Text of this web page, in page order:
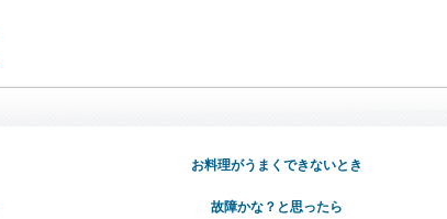
お料理がうまくできないとき
故障かな？と思ったら